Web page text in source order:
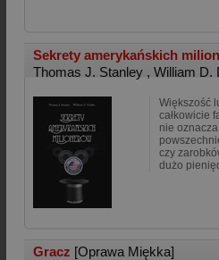
Sekrety amerykańskich
Thomas J. Stanley , William D.
Większość
całkowicie
nie
czy
dużo
Gracz [Oprawa Miękka]